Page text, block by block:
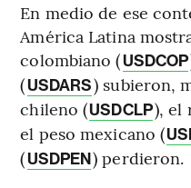
En medio de ese
América Latina
colombiano (USDCOP
(USDARS) subieron,
chileno (USDCLP), el
el peso mexicano (
(USDPEN) perdieron.